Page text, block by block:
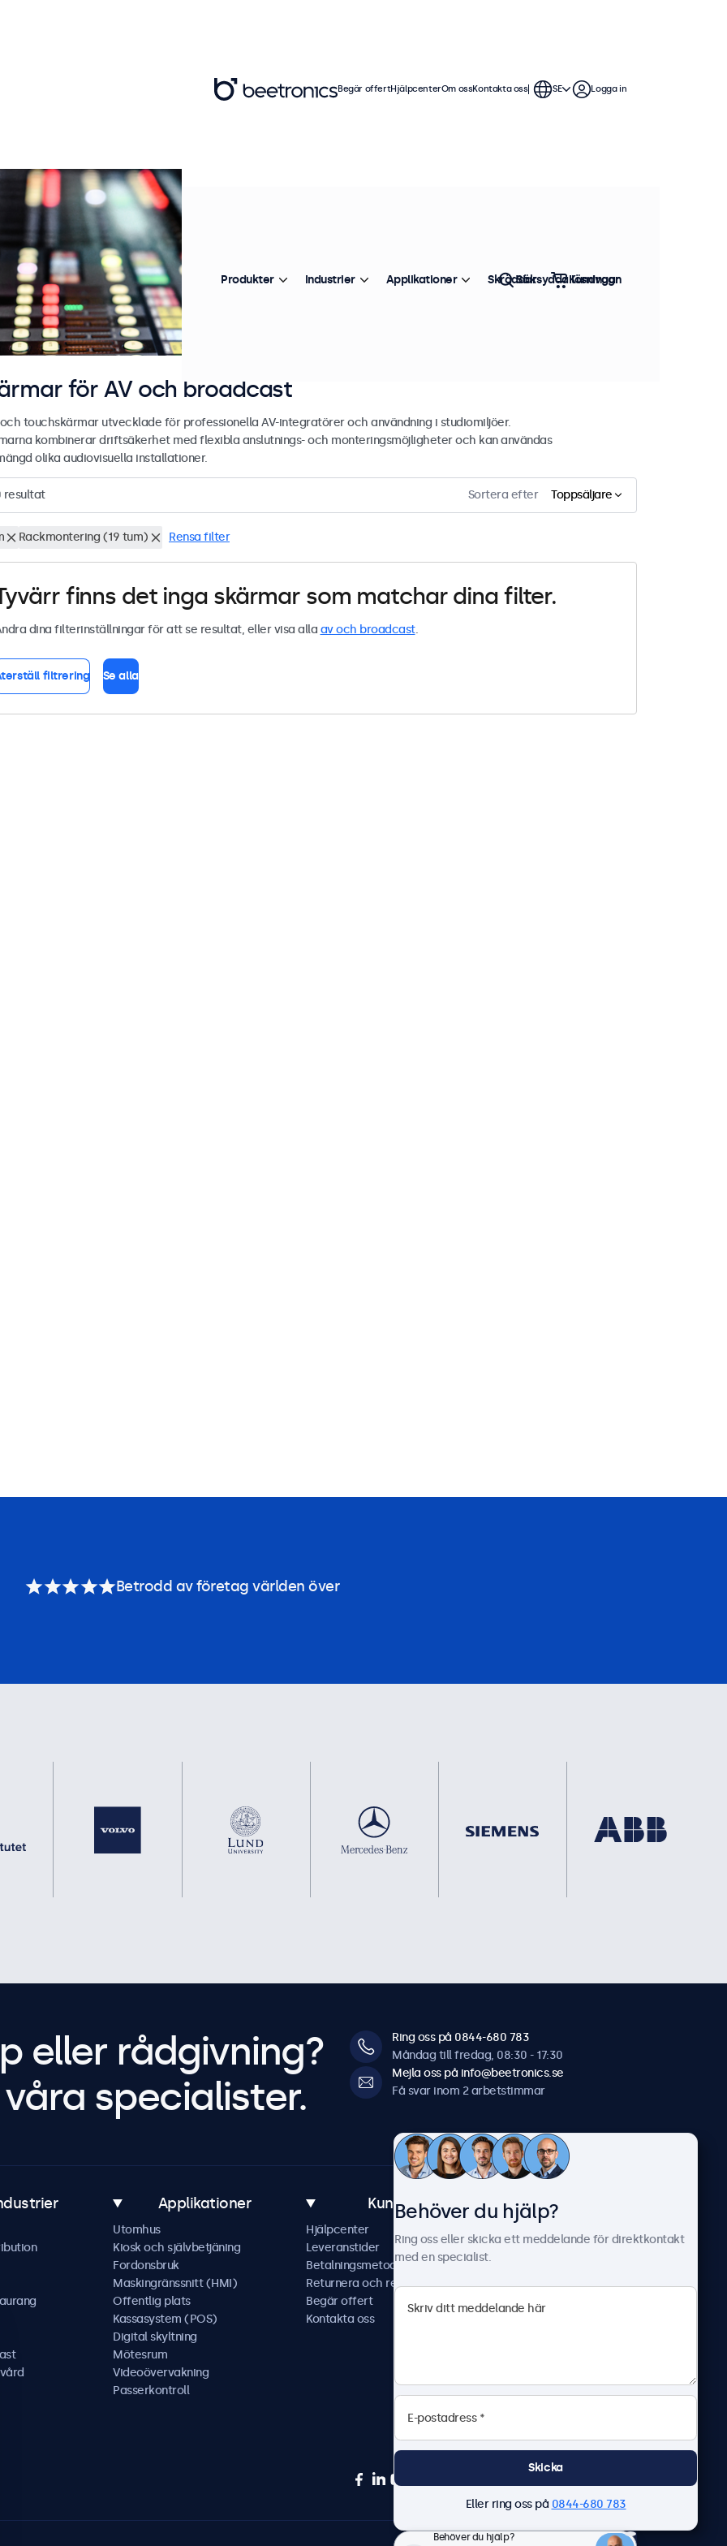
för AV och broadcast
touchskärmar utvecklade för professionella AV-integratörer och användning i studiomiljöer.
kombinerar driftsäkerhet med flexibla anslutnings- och monteringsmöjligheter och kan användas
olika audiovisuella installationer.
resultat Sortera efter Toppsäljare
Rackmontering (19 tum) Rensa filter
finns det inga skärmar som matchar dina filter.
dina filterinställningar för att se resultat, eller visa alla av och broadcast.
filtrering Se alla
Begär offertHjälpcenterOm ossKontakta oss SE Logga in
Produkter Industrier Applikationer Skräddarsydda lösningar
Sök Kundvagn
Betrodd av företag världen över
eller rådgivning?
specialister.
Ring oss på 0844-680 783
Måndag till fredag, 08:30 - 17:30
Mejla oss på info@beetronics.se
Få svar inom 2 arbetstimmar
Applikationer
Utomhus
Kiosk och självbetjäning
Fordonsbruk
Maskingränssnitt (HMI)
Offentlig plats
Kassasystem (POS)
Digital skyltning
Mötesrum
Videoövervakning
Passerkontroll
Kundtjänst
Hjälpcenter
Leveranstider
Betalningsmetoder
Returnera och reparera
Begär offert
Kontakta oss
Om Beetronics
Nyheter & uppdateringar
Jobba hos oss
Allmänna villkor
Behöver du hjälp?
Ring oss eller skicka ett meddelande för direktkontakt
med en specialist.
Skicka
Eller ring oss på 0844-680 783
Behöver du hjälp?